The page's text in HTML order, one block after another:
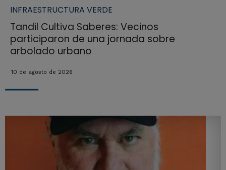
INFRAESTRUCTURA VERDE
Tandil Cultiva Saberes: Vecinos
participaron de una jornada sobre
arbolado urbano
10 de agosto de 2026